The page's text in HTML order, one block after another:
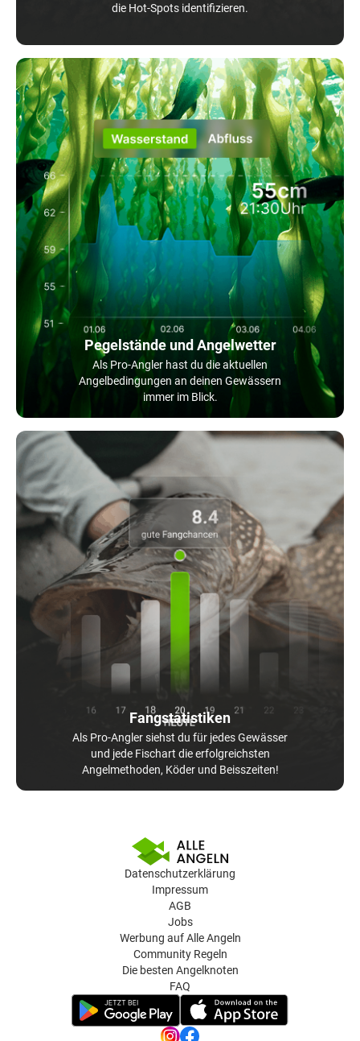
die Hot-Spots identifizieren.
Pegelstände und Angelwetter
Als Pro-Angler hast du die aktuellen
Angelbedingungen an deinen Gewässern
immer im Blick.
Fangstatistiken
Als Pro-Angler siehst du für jedes Gewässer
und jede Fischart die erfolgreichsten
Angelmethoden, Köder und Beisszeiten!
Datenschutzerklärung
Impressum
AGB
Jobs
Werbung auf Alle Angeln
Community Regeln
Die besten Angelknoten
FAQ